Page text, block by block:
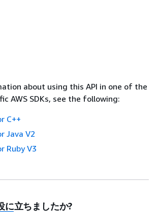
about using this API in one of the
AWS SDKs, see the following:
C++
Java V2
Ruby V3
に立ちましたか?